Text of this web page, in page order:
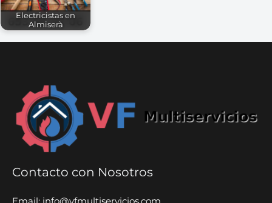
Electricistas en
Almiserà
Contacto con Nosotros